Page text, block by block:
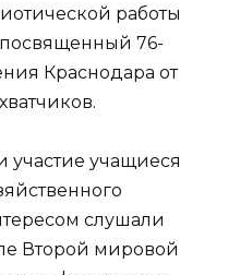
работы
посвященный 76-
Краснодара от
учащиеся
слушали
Второй мировой